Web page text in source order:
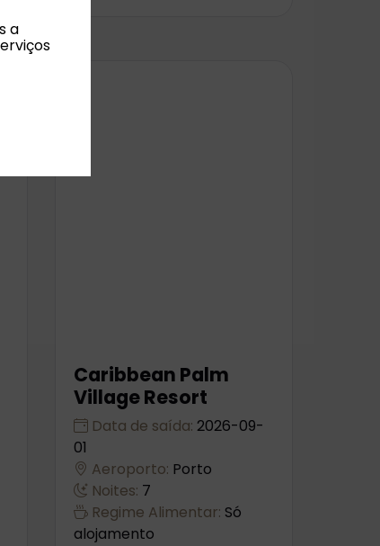
Caribbean Palm
Village Resort
Data de saída: 2026-09-
01
Aeroporto: Porto
Noites: 7
Regime Alimentar: Só
alojamento
a